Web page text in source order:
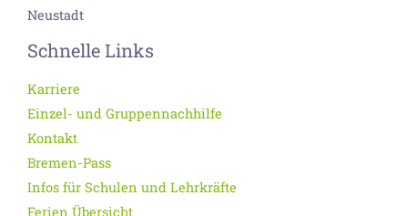
Neustadt
Schnelle Links
Karriere
Einzel- und Gruppennachhilfe
Kontakt
Bremen-Pass
Infos für Schulen und Lehrkräfte
Ferien Übersicht